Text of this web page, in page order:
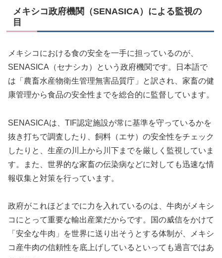
メキシコ政府機関（SENASICA）による監視の
目
メキシコにおける食の安全を一手に担っているのが、
SENASICA（セナシカ）という政府機関です。日本語で
は「農畜水産物衛生管理無害品質庁」と訳され、家畜の健
康管理から食品の安全性までを総合的に監督しています。
SENASICAは、TIF認定施設が常に基準を守っているかを
抜き打ちで調査したり、飼料（エサ）の安全性をチェック
したりと、生産の川上から川下までを厳しく監視していま
す。また、世界的な家畜の伝染病などに対しても迅速な情
報収集と対策を行っています。
政府がこれほどまでに力を入れているのは、牛肉がメキシ
コにとって重要な輸出産業だからです。国の威信をかけて
「安全な牛肉」を世界に送り出そうとする体制が、メキシ
コ産牛肉の信頼性を底上げしているといっても過言ではあ